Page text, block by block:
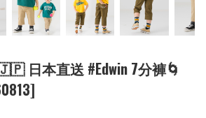
🇯🇵 日本直送 #Edwin 7分褲🌀